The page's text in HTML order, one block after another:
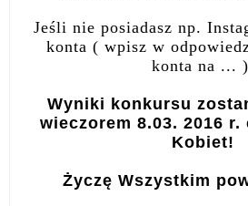
Jeśli nie posiadasz np.
konta ( wpisz w
konta na ...
Wyniki konkursu
wieczorem 8.03. 2016
Kobiet!
Życzę Wszystkim